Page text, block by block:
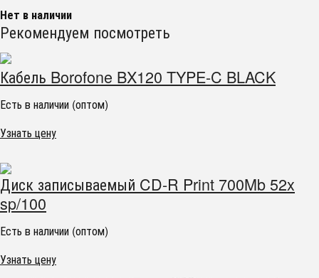
Нет в наличии
Рекомендуем посмотреть
Кабель Borofone BX120 TYPE-C BLACK
Есть в наличии (оптом)
Узнать цену
Диск записываемый CD-R Print 700Mb 52x
sp/100
Есть в наличии (оптом)
Узнать цену